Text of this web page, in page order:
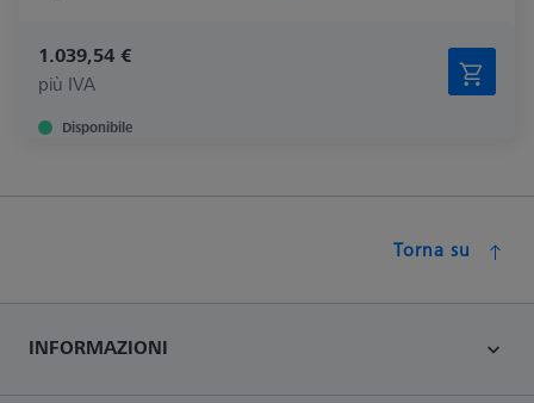
1.039,54 €
più IVA
Disponibile
Torna su
INFORMAZIONI